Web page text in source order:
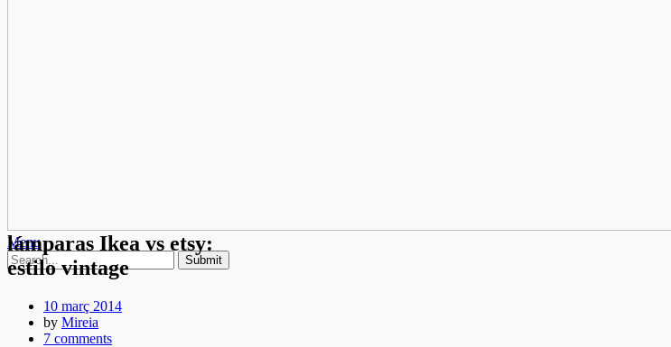
Menu
lámparas Ikea vs etsy:
estilo vintage
10 març 2014
by Mireia
7 comments